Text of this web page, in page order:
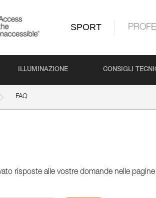
SPORT
ILLUMINAZIONE CONSIGLI
FAQ
risposte alle vostre domande nelle